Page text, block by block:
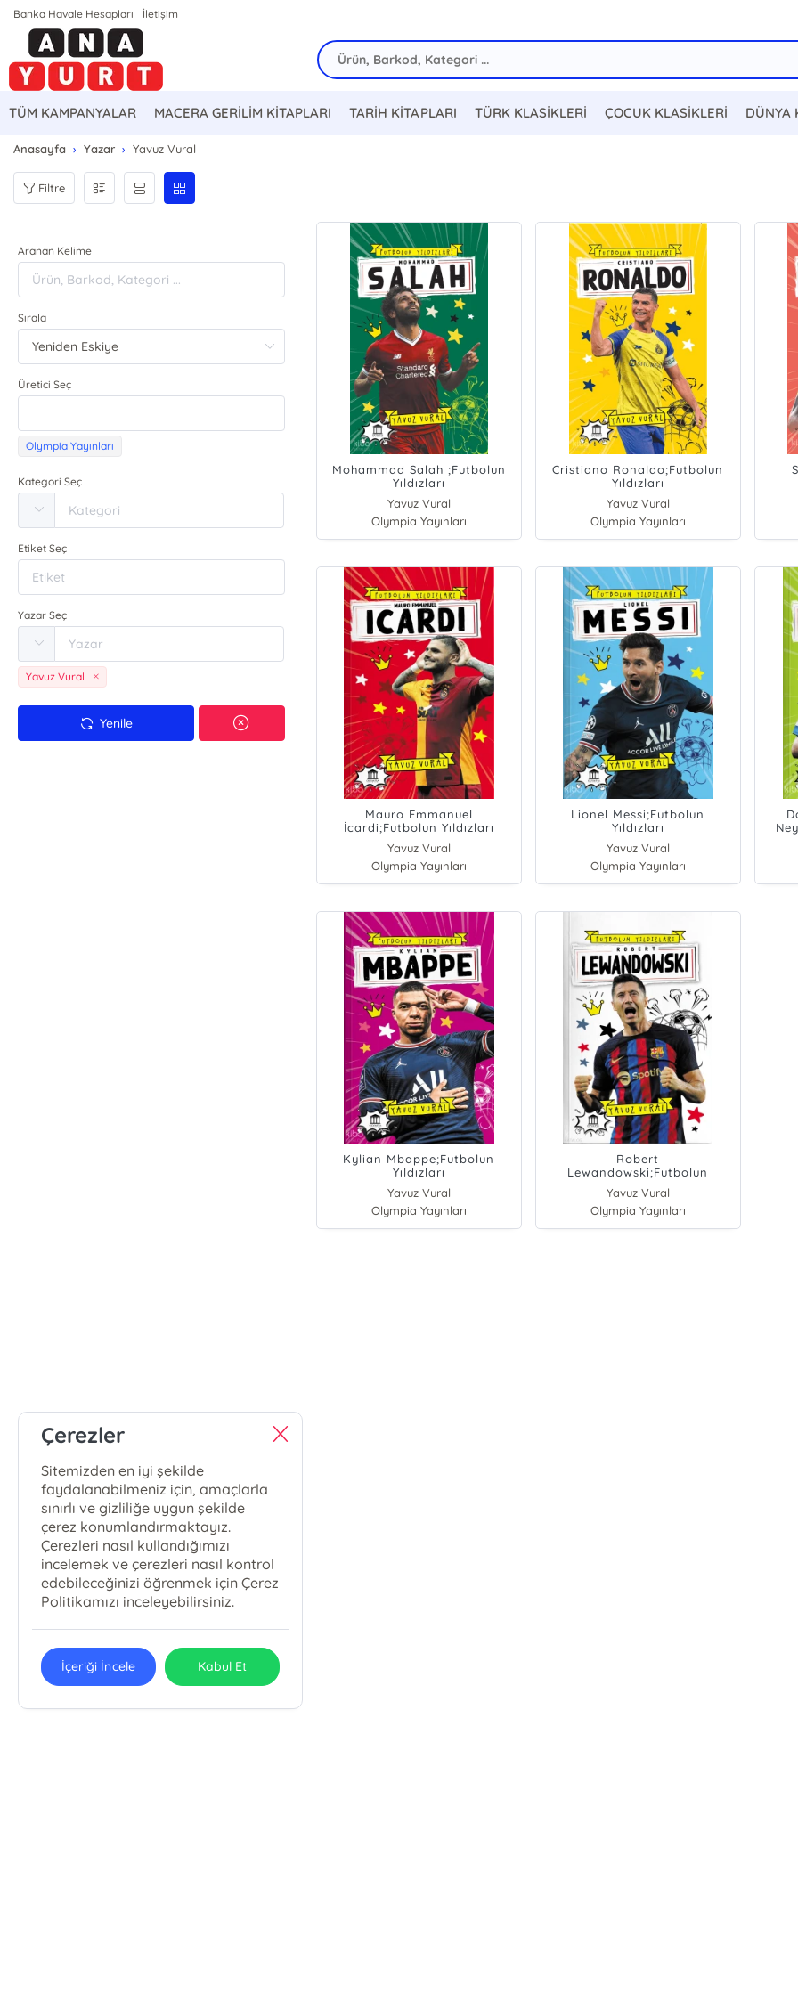
Banka Havale Hesapları İletişim
TÜM KAMPANYALAR MACERA GERİLİM KİTAPLARI TARİH KİTAPLARI TÜRK KLASİKLERİ ÇOCUK KLASİKLERİ DÜNYA
Anasayfa Yazar Yavuz Vural
Filtre
Aranan Kelime
Sırala
Üretici Seç
Olympia Yayınları
Kategori Seç
Etiket Seç
Yazar Seç
Yavuz Vural
Yenile
Mohammad Salah ;Futbolun
Yıldızları
Yavuz Vural
Olympia Yayınları
Cristiano Ronaldo;Futbolun
Yıldızları
Yavuz Vural
Olympia Yayınları
Mauro Emmanuel
İcardi;Futbolun Yıldızları
Yavuz Vural
Olympia Yayınları
Lionel Messi;Futbolun
Yıldızları
Yavuz Vural
Olympia Yayınları
Kylian Mbappe;Futbolun
Yıldızları
Yavuz Vural
Olympia Yayınları
Robert
Lewandowski;Futbolun
Yavuz Vural
Olympia Yayınları
Çerezler
Sitemizden en iyi şekilde
faydalanabilmeniz için, amaçlarla
sınırlı ve gizliliğe uygun şekilde
çerez konumlandırmaktayız.
Çerezleri nasıl kullandığımızı
incelemek ve çerezleri nasıl kontrol
edebileceğinizi öğrenmek için Çerez
Politikamızı inceleyebilirsiniz.
İçeriği İncele Kabul Et